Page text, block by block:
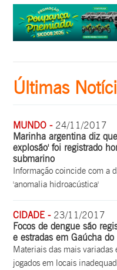
Últimas
MUNDO - 24/11/2017
Marinha argentina diz
explosão' foi registrado
submarino
Informação coincide com a
'anomalia hidroacústica'
CIDADE - 23/11/2017
Focos de dengue são
e estradas em Gaúcha do
Materiais das mais variadas
jogados em locais